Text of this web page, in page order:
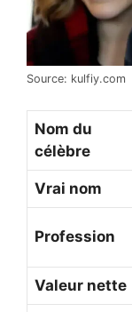
Source: kulfiy.com
Nom du
célèbre
Vrai nom
Profession
Valeur nette